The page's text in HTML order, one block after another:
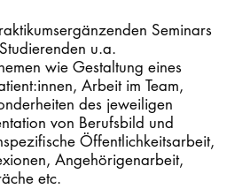
Seminars
u.a.
wie Gestaltung eines
Arbeit im Team,
des jeweiligen
von Berufsbild und
Öffentlichkeitsarbeit,
Angehörigenarbeit,
etc.
Intranet
Online-